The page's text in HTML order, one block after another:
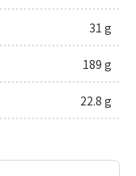
31 g
189 g
22.8 g